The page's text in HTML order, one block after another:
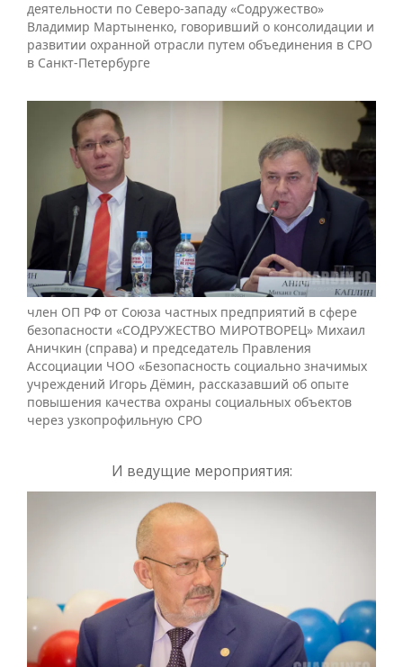
деятельности по Северо-западу «Содружество»
Владимир Мартыненко, говоривший о консолидации и
развитии охранной отрасли путем объединения в СРО
в Санкт-Петербурге
член ОП РФ от Союза частных предприятий в сфере
безопасности «СОДРУЖЕСТВО МИРОТВОРЕЦ» Михаил
Аничкин (справа) и председатель Правления
Ассоциации ЧОО «Безопасность социально значимых
учреждений Игорь Дёмин, рассказавший об опыте
повышения качества охраны социальных объектов
через узкопрофильную СРО
И ведущие мероприятия: